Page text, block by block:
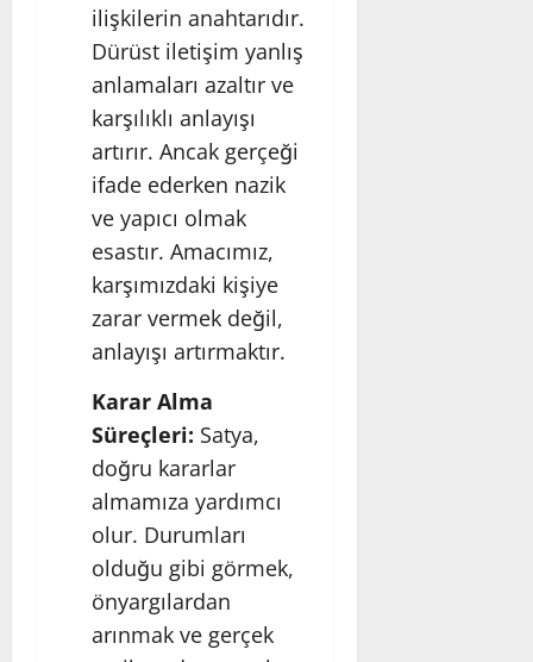
ilişkilerin anahtarıdır.
Dürüst iletişim yanlış
anlamaları azaltır ve
karşılıklı anlayışı
artırır. Ancak gerçeği
ifade ederken nazik
ve yapıcı olmak
esastır. Amacımız,
karşımızdaki kişiye
zarar vermek değil,
anlayışı artırmaktır.
Karar Alma
Süreçleri: Satya,
doğru kararlar
almamıza yardımcı
olur. Durumları
olduğu gibi görmek,
önyargılardan
arınmak ve gerçek